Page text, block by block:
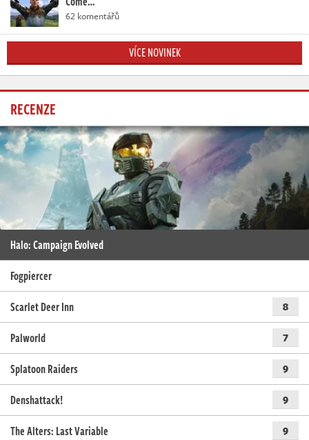
62 komentářů
VÍCE NOVINEK
RECENZE
Halo: Campaign Evolved
Fogpiercer
Scarlet Deer Inn
8
Palworld 7
Splatoon Raiders 9
Denshattack! 9
The Alters: Last Variable 9